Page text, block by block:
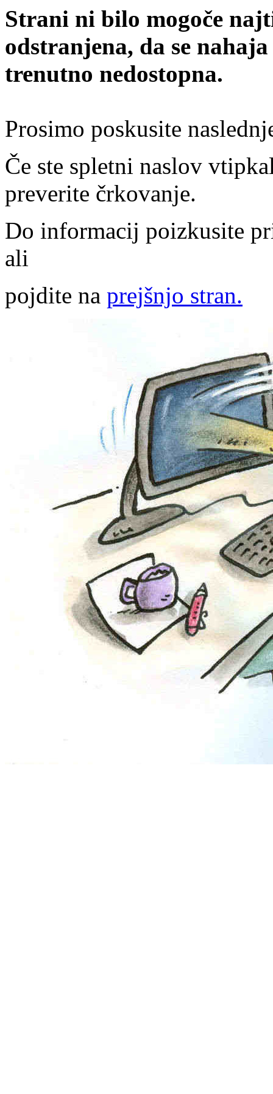
Strani ni bilo mogoče
odstranjena, da se
trenutno nedostopna.
Prosimo poskusite
Če ste spletni naslov
preverite črkovanje.
Do informacij poizkusite
ali
pojdite na prejšnjo stran.